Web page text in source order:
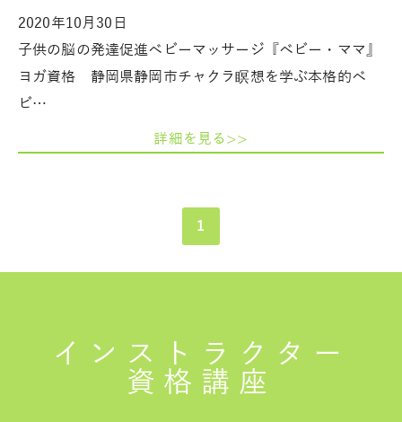
2020年10月30日
子供の脳の発達促進ベビーマッサージ『ベビー・ママ』
ヨガ資格 静岡県静岡市チャクラ瞑想を学ぶ本格的ベ
ビ…
詳細を見る>>
1
インストラクター
資格講座